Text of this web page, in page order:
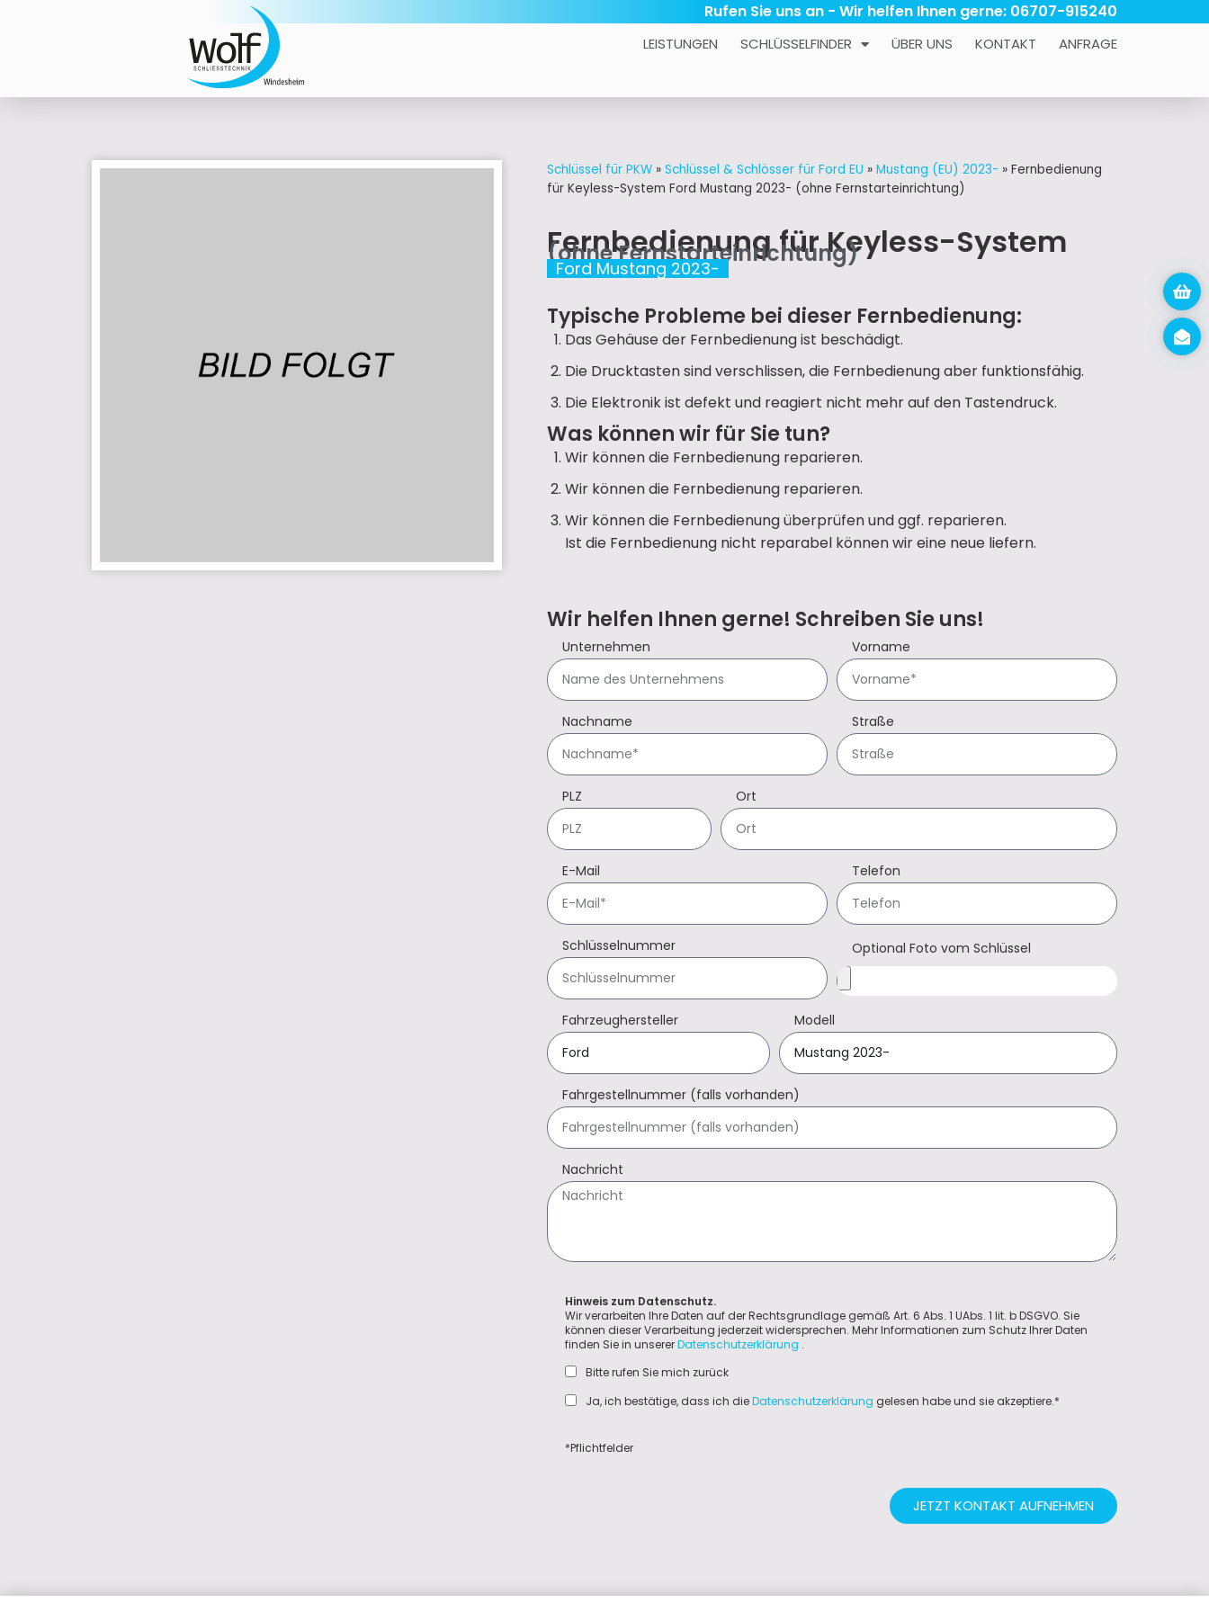
Rufen Sie uns an - Wir helfen Ihnen gerne: 06707-915240
LEISTUNGEN SCHLÜSSELFINDER ÜBER UNS KONTAKT ANFRAGE
Schlüssel für PKW » Schlüssel & Schlösser für Ford EU » Mustang (EU) 2023- » Fernbedienung
für Keyless-System Ford Mustang 2023- (ohne Fernstarteinrichtung)
Fernbedienung für Keyless-System
(ohne Fernstarteinrichtung)
Ford Mustang 2023-
Typische Probleme bei dieser Fernbedienung:
Das Gehäuse der Fernbedienung ist beschädigt.
Die Drucktasten sind verschlissen, die Fernbedienung aber funktionsfähig.
Die Elektronik ist defekt und reagiert nicht mehr auf den Tastendruck.
Was können wir für Sie tun?
Wir können die Fernbedienung reparieren.
Wir können die Fernbedienung reparieren.
Wir können die Fernbedienung überprüfen und ggf. reparieren.
Ist die Fernbedienung nicht reparabel können wir eine neue liefern.
Wir helfen Ihnen gerne! Schreiben Sie uns!
Unternehmen Vorname
Nachname Straße
PLZ Ort
E-Mail Telefon
Schlüsselnummer Optional Foto vom Schlüssel
Fahrzeughersteller Modell
Fahrgestellnummer (falls vorhanden)
Nachricht
Hinweis zum Datenschutz.
Wir verarbeiten Ihre Daten auf der Rechtsgrundlage gemäß Art. 6 Abs. 1 UAbs. 1 lit. b DSGVO. Sie
können dieser Verarbeitung jederzeit widersprechen. Mehr Informationen zum Schutz Ihrer Daten
finden Sie in unsererDatenschutzerklärung .
Bitte rufen Sie mich zurück
Ja, ich bestätige, dass ich dieDatenschutzerklärung gelesen habe und sie akzeptiere.*
*Pflichtfelder
JETZT KONTAKT AUFNEHMEN